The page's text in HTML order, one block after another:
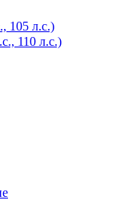
105 л.с.)
110 л.с.)